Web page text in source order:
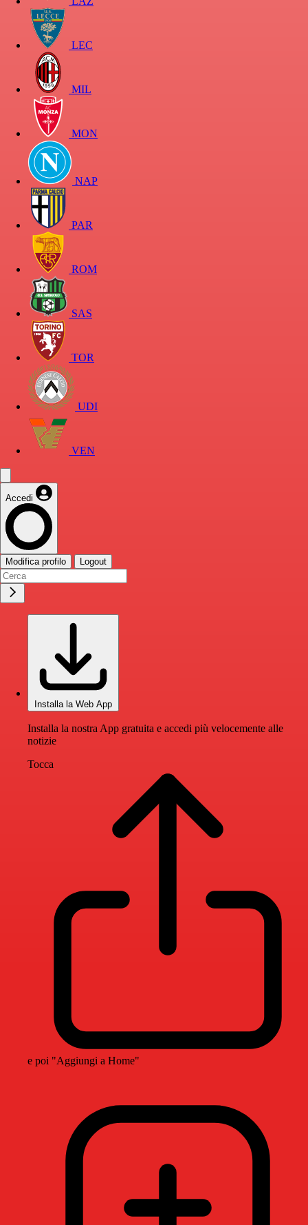
LEC
MIL
MON
NAP
PAR
ROM
SAS
TOR
UDI
VEN
Accedi
Modifica profilo Logout
Installa la Web App
Installa la nostra App gratuita e accedi più velocemente alle
notizie
Tocca
e poi "Aggiungi a Home"